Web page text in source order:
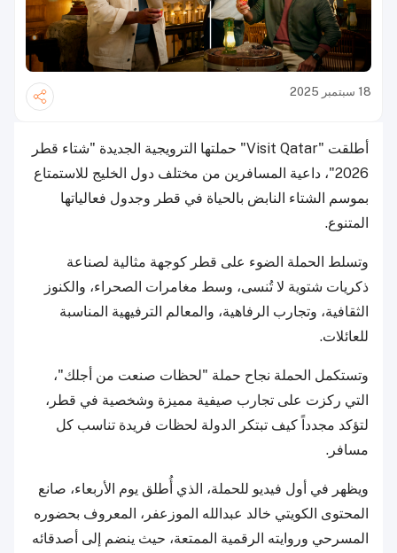
18 سبتمبر 2025
أطلقت "Visit Qatar" حملتها الترويجية الجديدة "شتاء قطر
2026"، داعية المسافرين من مختلف دول الخليج للاستمتاع
بموسم الشتاء النابض بالحياة في قطر وجدول فعالياتها
المتنوع.
وتسلط الحملة الضوء على قطر كوجهة مثالية لصناعة
ذكريات شتوية لا تُنسى، وسط مغامرات الصحراء، والكنوز
الثقافية، وتجارب الرفاهية، والمعالم الترفيهية المناسبة
للعائلات.
وتستكمل الحملة نجاح حملة "لحظات صنعت من أجلك"،
التي ركزت على تجارب صيفية مميزة وشخصية في قطر،
لتؤكد مجدداً كيف تبتكر الدولة لحظات فريدة تناسب كل
مسافر.
ويظهر في أول فيديو للحملة، الذي أُطلق يوم الأربعاء، صانع
المحتوى الكويتي خالد عبدالله الموزعفر، المعروف بحضوره
المسرحي وروايته الرقمية الممتعة، حيث ينضم إلى أصدقائه